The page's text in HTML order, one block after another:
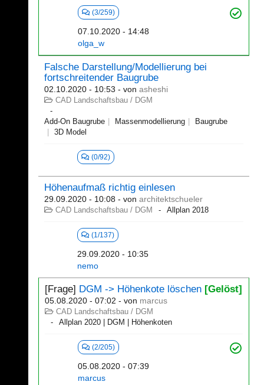
(3/259)
07.10.2020 - 14:48
olga_w
Falsche Darstellung/Modellierung bei
fortschreitender Baugrube
02.10.2020 - 10:53 - von asheshi
CAD Landschaftsbau / DGM
Add-On Baugrube Massenmodellierung
Baugrube
3D Model
(0/92)
Höhenaufmaß richtig einlesen
29.09.2020 - 10:08 - von architektschueler
CAD Landschaftsbau / DGM Allplan 2018
(1/137)
29.09.2020 - 10:35
nemo
[Frage] DGM -> Höhenkote löschen [Gelöst]
05.08.2020 - 07:02 - von marcus
CAD Landschaftsbau / DGM
Allplan 2020 | DGM | Höhenkoten
(2/205)
05.08.2020 - 07:39
marcus